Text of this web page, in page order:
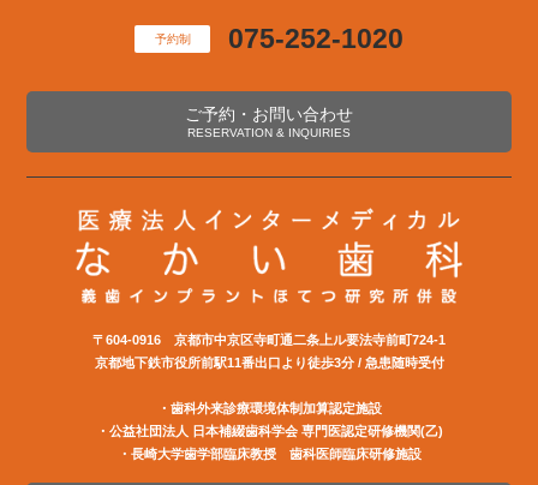
予約制 075-252-1020
ご予約・お問い合わせ
RESERVATION & INQUIRIES
〒604-0916 京都市中京区寺町通二条上ル要法寺前町724-1
京都地下鉄市役所前駅11番出口より徒歩3分 / 急患随時受付
・歯科外来診療環境体制加算認定施設
・公益社団法⼈ ⽇本補綴⻭科学会 専⾨医認定研修機関(⼄)
・長崎大学歯学部臨床教授 歯科医師臨床研修施設